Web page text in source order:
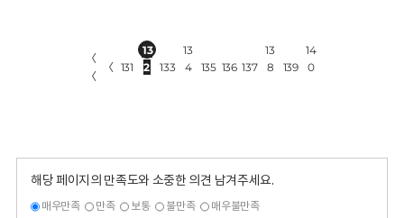
〈
〈
〈 131
13
2
133
13
4
135 136 137
13
8
139
14
0
해당 페이지의 만족도와 소중한 의견 남겨주세요.
매우만족 만족 보통 불만족 매우불만족